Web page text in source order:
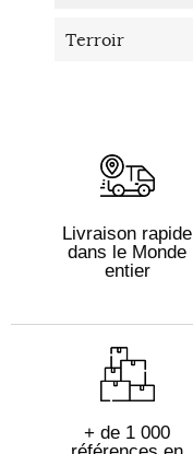
Terroir
Livraison rapide
dans le Monde
entier
+ de 1 000